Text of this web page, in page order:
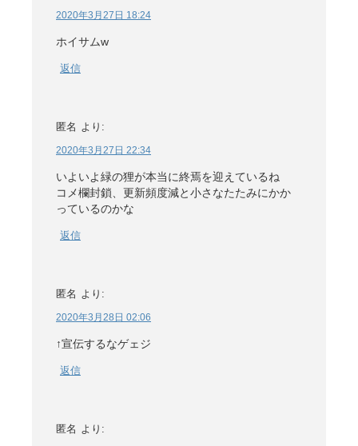
2020年3月27日 18:24
ホイサムw
返信
匿名 より:
2020年3月27日 22:34
いよいよ緑の狸が本当に終焉を迎えているね
コメ欄封鎖、更新頻度減と小さなたたみにかか
っているのかな
返信
匿名 より:
2020年3月28日 02:06
↑宣伝するなゲェジ
返信
匿名 より: